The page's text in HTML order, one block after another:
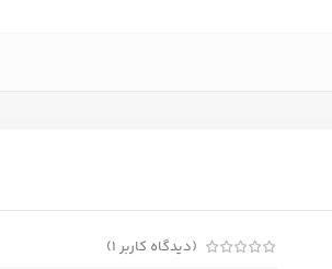
(دیدگاه کاربر 1
)